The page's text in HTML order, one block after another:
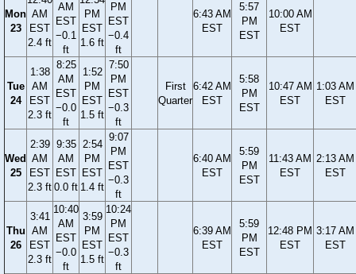
Mon
23
AM
EST
2.4 ft
AM
EST
−0.1
ft
PM
EST
1.6 ft
PM
EST
−0.4
ft
6:43 AM
EST
5:57
PM
EST
10:00 AM
EST
Tue
24
1:38
AM
EST
2.3 ft
8:25
AM
EST
−0.0
ft
1:52
PM
EST
1.5 ft
7:50
PM
EST
−0.3
ft
First
Quarter
6:42 AM
EST
5:58
PM
EST
10:47 AM
EST
1:03 AM
EST
Wed
25
2:39
AM
EST
2.3 ft
9:35
AM
EST
0.0 ft
2:54
PM
EST
1.4 ft
9:07
PM
EST
−0.3
ft
6:40 AM
EST
5:59
PM
EST
11:43 AM
EST
2:13 AM
EST
Thu
26
3:41
AM
EST
2.3 ft
10:40
AM
EST
−0.0
ft
3:59
PM
EST
1.5 ft
10:24
PM
EST
−0.3
ft
6:39 AM
EST
5:59
PM
EST
12:48 PM
EST
3:17 AM
EST